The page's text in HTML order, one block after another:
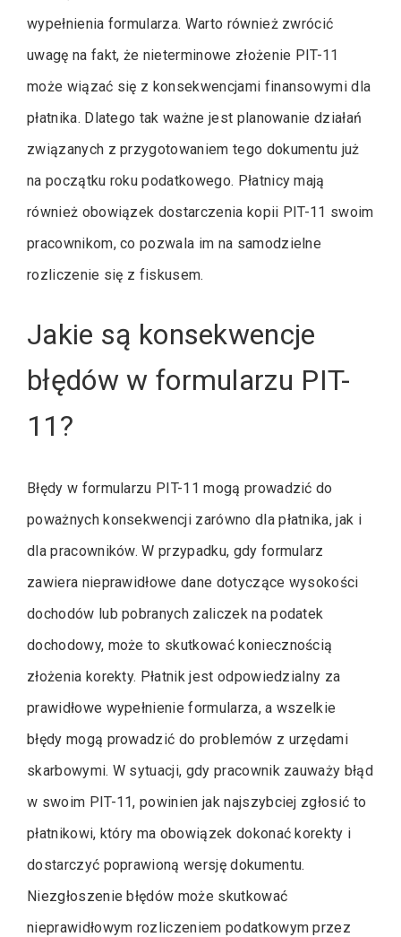
wypełnienia formularza. Warto również zwrócić
uwagę na fakt, że nieterminowe złożenie PIT-11
może wiązać się z konsekwencjami finansowymi dla
płatnika. Dlatego tak ważne jest planowanie działań
związanych z przygotowaniem tego dokumentu już
na początku roku podatkowego. Płatnicy mają
również obowiązek dostarczenia kopii PIT-11 swoim
pracownikom, co pozwala im na samodzielne
rozliczenie się z fiskusem.
Jakie są konsekwencje
błędów w formularzu PIT-
11?
Błędy w formularzu PIT-11 mogą prowadzić do
poważnych konsekwencji zarówno dla płatnika, jak i
dla pracowników. W przypadku, gdy formularz
zawiera nieprawidłowe dane dotyczące wysokości
dochodów lub pobranych zaliczek na podatek
dochodowy, może to skutkować koniecznością
złożenia korekty. Płatnik jest odpowiedzialny za
prawidłowe wypełnienie formularza, a wszelkie
błędy mogą prowadzić do problemów z urzędami
skarbowymi. W sytuacji, gdy pracownik zauważy błąd
w swoim PIT-11, powinien jak najszybciej zgłosić to
płatnikowi, który ma obowiązek dokonać korekty i
dostarczyć poprawioną wersję dokumentu.
Niezgłoszenie błędów może skutkować
nieprawidłowym rozliczeniem podatkowym przez